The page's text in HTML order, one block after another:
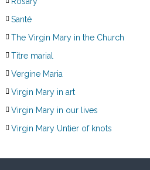
Santé
The Virgin Mary in the Church
Titre marial
Vergine Maria
Virgin Mary in art
Virgin Mary in our lives
Virgin Mary Untier of knots